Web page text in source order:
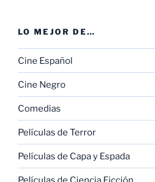
LO MEJOR DE…
Cine Español
Cine Negro
Comedias
Películas de Terror
Películas de Capa y Espada